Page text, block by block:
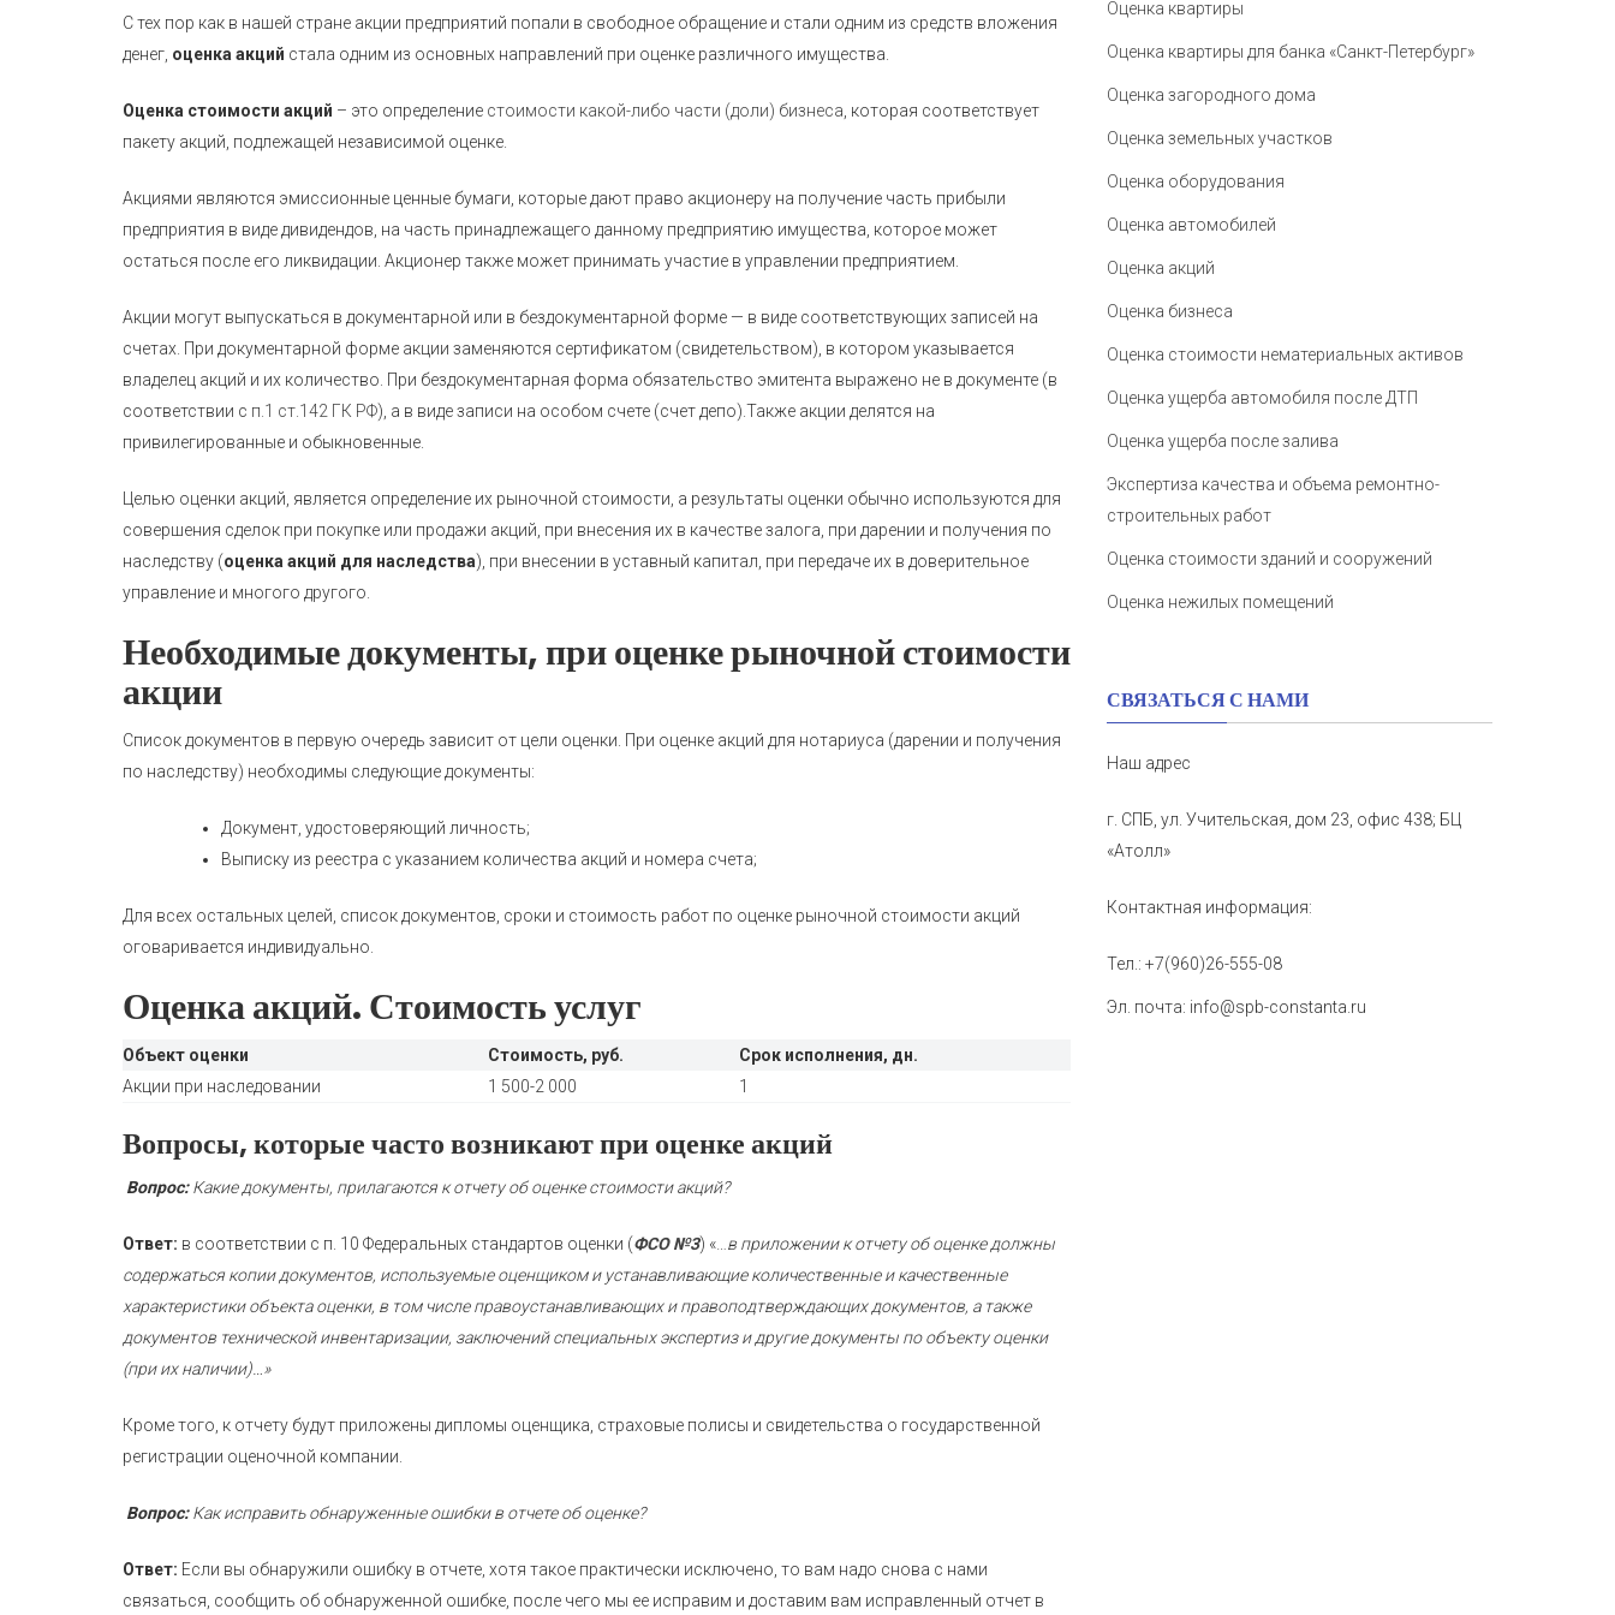
С тех пор как в нашей стране акции предприятий попали в свободное обращение и стали одним из средств вложения
денег, оценка акций стала одним из основных направлений при оценке различного имущества.
Оценка стоимости акций – это определение стоимости какой-либо части (доли) бизнеса, которая соответствует
пакету акций, подлежащей независимой оценке.
Акциями являются эмиссионные ценные бумаги, которые дают право акционеру на получение часть прибыли
предприятия в виде дивидендов, на часть принадлежащего данному предприятию имущества, которое может
остаться после его ликвидации. Акционер также может принимать участие в управлении предприятием.
Акции могут выпускаться в документарной или в бездокументарной форме — в виде соответствующих записей на
счетах. При документарной форме акции заменяются сертификатом (свидетельством), в котором указывается
владелец акций и их количество. При бездокументарная форма обязательство эмитента выражено не в документе (в
соответствии с п.1 ст.142 ГК РФ), а в виде записи на особом счете (счет депо).Также акции делятся на
привилегированные и обыкновенные.
Целью оценки акций, является определение их рыночной стоимости, а результаты оценки обычно используются для
совершения сделок при покупке или продажи акций, при внесения их в качестве залога, при дарении и получения по
наследству (оценка акций для наследства), при внесении в уставный капитал, при передаче их в доверительное
управление и многого другого.
Необходимые документы, при оценке рыночной стоимости
акции
Список документов в первую очередь зависит от цели оценки. При оценке акций для нотариуса (дарении и получения
по наследству) необходимы следующие документы:
Документ, удостоверяющий личность;
Выписку из реестра с указанием количества акций и номера счета;
Для всех остальных целей, список документов, сроки и стоимость работ по оценке рыночной стоимости акций
оговаривается индивидуально.
Оценка акций. Стоимость услуг
Объект оценки Стоимость, руб.
Срок исполнения, дн.
Акции при наследовании
1 500-2 000 1
Вопросы, которые часто возникают при оценке акций
Вопрос: Какие документы, прилагаются к отчету об оценке стоимости акций?
Ответ: в соответствии с п. 10 Федеральных стандартов оценки (ФСО №3) «…в приложении к отчету об оценке должны
содержаться копии документов, используемые оценщиком и устанавливающие количественные и качественные
характеристики объекта оценки, в том числе правоустанавливающих и правоподтверждающих документов, а также
документов технической инвентаризации, заключений специальных экспертиз и другие документы по объекту оценки
(при их наличии)…»
Кроме того, к отчету будут приложены дипломы оценщика, страховые полисы и свидетельства о государственной
регистрации оценочной компании.
Вопрос: Как исправить обнаруженные ошибки в отчете об оценке?
Ответ: Если вы обнаружили ошибку в отчете, хотя такое практически исключено, то вам надо снова с нами
связаться, сообщить об обнаруженной ошибке, после чего мы ее исправим и доставим вам исправленный отчет в
Оценка квартиры
Оценка квартиры для банка «Санкт-Петербург»
Оценка загородного дома
Оценка земельных участков
Оценка оборудования
Оценка автомобилей
Оценка акций
Оценка бизнеса
Оценка стоимости нематериальных активов
Оценка ущерба автомобиля после ДТП
Оценка ущерба после залива
Экспертиза качества и объема ремонтно-
строительных работ
Оценка стоимости зданий и сооружений
Оценка нежилых помещений
СВЯЗАТЬСЯ С НАМИ
Наш адрес
г. СПБ, ул. Учительская, дом 23, офис 438; БЦ
«Атолл»
Контактная информация:
Тел.: +7(960)26-555-08
Эл. почта: info@spb-constanta.ru